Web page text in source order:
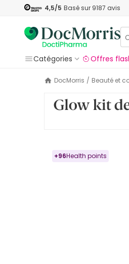
4,5/5 Basé sur 9187 avis
Catégories
Offres
DocMorris / Beauté et
+96Health points